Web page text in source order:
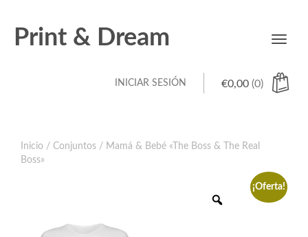
Print & Dream
Toggle
€0,00 (0)
INICIAR SESIÓN
Inicio / Conjuntos / Mamá & Bebé «The Boss & The Real
Boss»
¡Oferta!